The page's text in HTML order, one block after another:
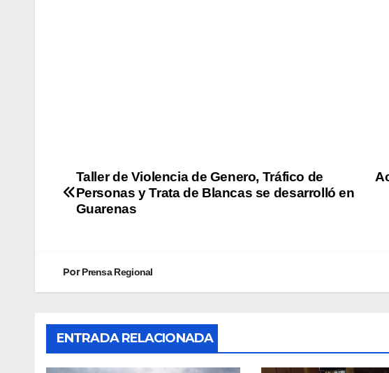
Taller de Violencia de Genero, Tráfico de
Personas y Trata de Blancas se desarrolló en
Guarenas
PorPrensa Regional
ENTRADA RELACIONADA